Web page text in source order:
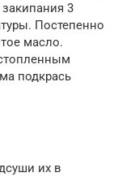
3
Постепенно
масло.
подкрась
их в